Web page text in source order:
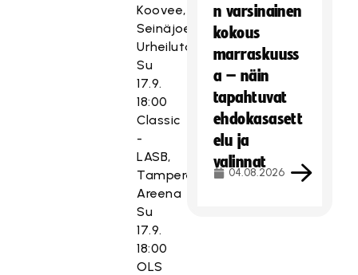
Koovee,
Seinäjoen
Urheilutalo
Su
17.9.
18:00
Classic
-
LASB,
Tampere
Areena
Su
17.9.
18:00
OLS
n varsinainen
kokous
marraskuuss
a – näin
tapahtuvat
ehdokasasett
elu ja
valinnat
04.08.2026